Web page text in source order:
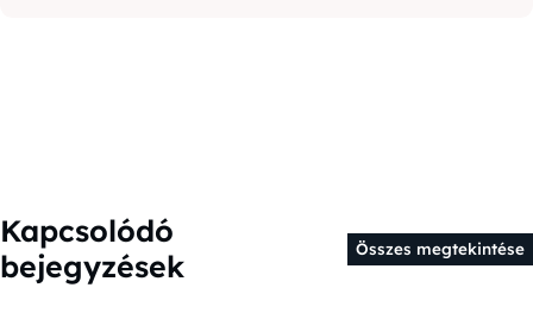
Kapcsolódó
bejegyzések
Összes megtekintése